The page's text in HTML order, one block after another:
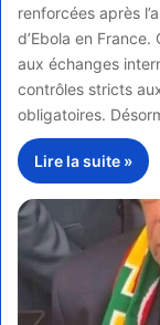
renforcées après
d’Ebola en
aux échanges
contrôles stricts
obligatoires.
Lire la suite »